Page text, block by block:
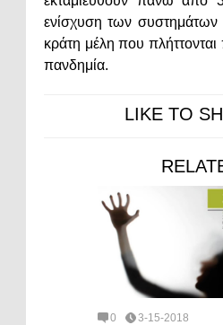
ενίσχυση των συστημάτων
κράτη μέλη που
πανδημία.
LIKE TO
0 3-15-2018